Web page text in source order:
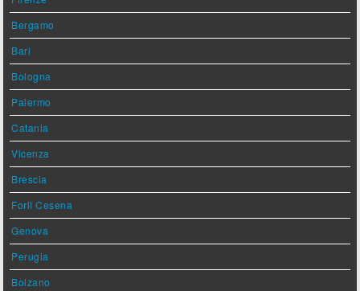
Bergamo
Bari
Bologna
Palermo
Catania
Vicenza
Brescia
Forlì Cesena
Genova
Perugia
Bolzano